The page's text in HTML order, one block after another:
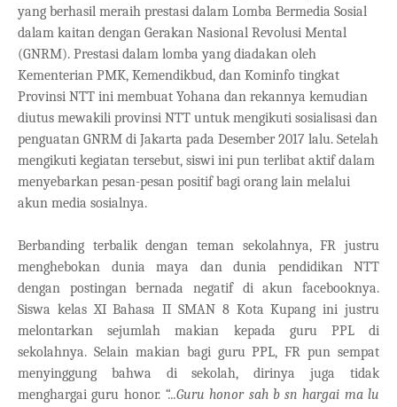
yang berhasil meraih prestasi dalam Lomba Bermedia Sosial
dalam kaitan dengan Gerakan Nasional Revolusi Mental
(GNRM). Prestasi dalam lomba yang diadakan oleh
Kementerian PMK, Kemendikbud, dan Kominfo tingkat
Provinsi NTT ini membuat Yohana dan rekannya kemudian
diutus mewakili provinsi NTT untuk mengikuti sosialisasi dan
penguatan GNRM di Jakarta pada Desember 2017 lalu. Setelah
mengikuti kegiatan tersebut, siswi ini pun terlibat aktif dalam
menyebarkan pesan-pesan positif bagi orang lain melalui
akun media sosialnya.
Berbanding terbalik dengan teman sekolahnya, FR justru
menghebokan dunia maya dan dunia pendidikan NTT
dengan postingan bernada negatif di akun facebooknya.
Siswa kelas XI Bahasa II SMAN 8 Kota Kupang ini justru
melontarkan sejumlah makian kepada guru PPL di
sekolahnya. Selain makian bagi guru PPL, FR pun sempat
menyinggung bahwa di sekolah, dirinya juga tidak
menghargai guru honor. “...Guru honor sah b sn hargai ma lu